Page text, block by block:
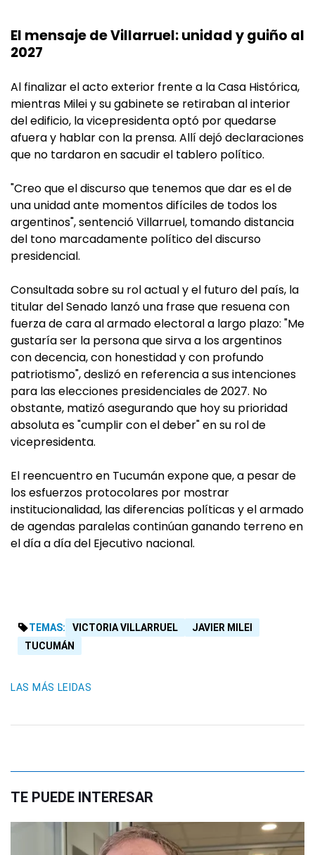
El mensaje de Villarruel: unidad y guiño al
2027
Al finalizar el acto exterior frente a la Casa Histórica,
mientras Milei y su gabinete se retiraban al interior
del edificio, la vicepresidenta optó por quedarse
afuera y hablar con la prensa. Allí dejó declaraciones
que no tardaron en sacudir el tablero político.
"Creo que el discurso que tenemos que dar es el de
una unidad ante momentos difíciles de todos los
argentinos", sentenció Villarruel, tomando distancia
del tono marcadamente político del discurso
presidencial.
Consultada sobre su rol actual y el futuro del país, la
titular del Senado lanzó una frase que resuena con
fuerza de cara al armado electoral a largo plazo: "Me
gustaría ser la persona que sirva a los argentinos
con decencia, con honestidad y con profundo
patriotismo", deslizó en referencia a sus intenciones
para las elecciones presidenciales de 2027. No
obstante, matizó asegurando que hoy su prioridad
absoluta es "cumplir con el deber" en su rol de
vicepresidenta.
El reencuentro en Tucumán expone que, a pesar de
los esfuerzos protocolares por mostrar
institucionalidad, las diferencias políticas y el armado
de agendas paralelas continúan ganando terreno en
el día a día del Ejecutivo nacional.
TEMAS: VICTORIA VILLARRUEL
JAVIER MILEI
TUCUMÁN
LAS MÁS LEIDAS
TE PUEDE INTERESAR